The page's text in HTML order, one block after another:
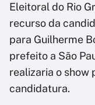
Eleitoral do Rio
recurso da
para Guilherme
prefeito a São
realizaria o show
candidatura.